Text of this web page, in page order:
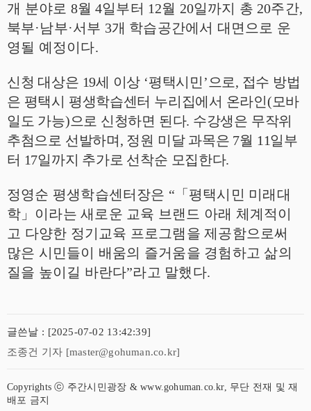
개 분야로 8월4일부터 12월 20일까지 총 20주간,
북부·남부·서부 3개 학습공간에서 대면으로 운
영될 예정이다.
신청 대상은 19세 이상 ‘평택시민’ 으로, 접수 방법
은 평택시 평생학습센터 누리집에서 온라인(모바
일도 가능)으로 신청하면 된다. 수강생은 무작위
추첨으로 선발하며 , 정원 미달 과목은 7월 11일부
터 17일까지 추가로 선착순 모집한다.
정영순 평생학습센터장은 “ 「 평택시민 미래대
학 」 이라는 새로운 교육 브랜드 아래 체계적이
고 다양한 정기교육 프로그램을 제공함으로써
많은 시민들이 배움의 즐거움을 경험하고 삶의
질을 높이길 바란다”라고 말했다.
글쓴날 : [2025-07-02 13:42:39]
조종건 기자 [master@gohuman.co.kr]
Copyrights ⓒ 주간시민광장 & www.gohuman.co.kr, 무단 전재 및 재
배포 금지